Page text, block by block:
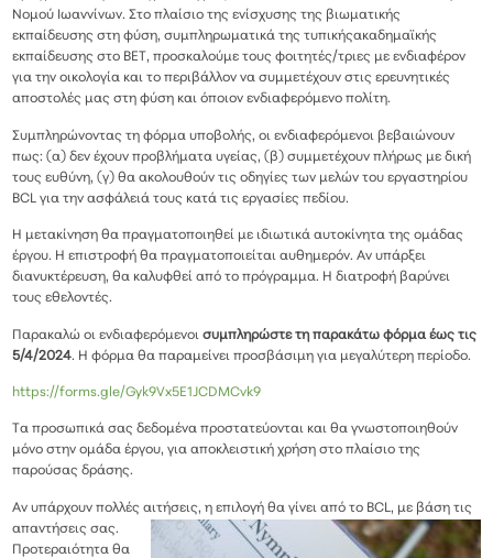
Νομού Ιωαννίνων. Στο πλαίσιο της ενίσχυσης της βιωματικής
εκπαίδευσης στη φύση, συμπληρωματικά της τυπικήςακαδημαϊκής
εκπαίδευσης στο ΒΕΤ, προσκαλούμε τους φοιτητές/τριες με ενδιαφέρον
για την οικολογία και το περιβάλλον να συμμετέχουν στις ερευνητικές
αποστολές μας στη φύση και όποιον ενδιαφερόμενο πολίτη.
Συμπληρώνοντας τη φόρμα υποβολής, οι ενδιαφερόμενοι βεβαιώνουν
πως: (α) δεν έχουν προβλήματα υγείας, (β) συμμετέχουν πλήρως με δική
τους ευθύνη, (γ) θα ακολουθούν τις οδηγίες των μελών του εργαστηρίου
BCL για την ασφάλειά τους κατά τις εργασίες πεδίου.
Η μετακίνηση θα πραγματοποιηθεί με ιδιωτικά αυτοκίνητα της ομάδας
έργου. Η επιστροφή θα πραγματοποιείται αυθημερόν. Αν υπάρξει
διανυκτέρευση, θα καλυφθεί από το πρόγραμμα. Η διατροφή βαρύνει
τους εθελοντές.
Παρακαλώ οι ενδιαφερόμενοισυμπληρώστε τη παρακάτω φόρμα έως τις
5/4/2024. Η φόρμα θα παραμείνει προσβάσιμη για μεγαλύτερη περίοδο.
https://forms.gle/Gyk9Vx5E1JCDMCvk9
Τα προσωπικά σας δεδομένα προστατεύονται και θα γνωστοποιηθούν
μόνο στην ομάδα έργου, για αποκλειστική χρήση στο πλαίσιο της
παρούσας δράσης.
Αν υπάρχουν πολλές αιτήσεις, η επιλογή θα γίνει από το BCL, με βάση τις
απαντήσεις σας.
Προτεραιότητα θα